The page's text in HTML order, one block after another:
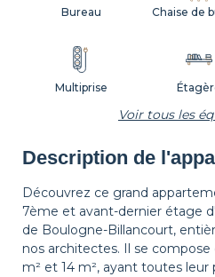
Corbeille à
Cintres
Multiprise
Bureau
Table de
Tapis de sol
Chaise de
Voir tous les
Description de
Découvrez ce grand
7ème et avant-dernier étage
de Boulogne-Billancourt,
nos architectes. Il se
m² et 14 m², ayant toutes leur